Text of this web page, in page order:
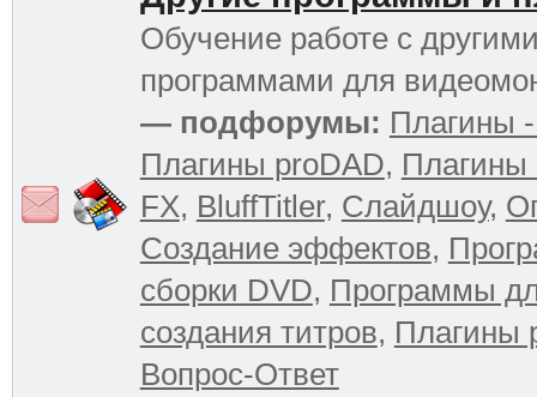
Обучение работе с
программами для
— подфорумы: Плагины
Плагины proDAD, Плагины
FX, BluffTitler, Слайдшоу,
Создание эффектов,
сборки DVD, Программы
создания титров, Плагины
Вопрос-Ответ